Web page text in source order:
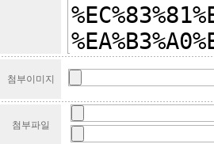
첨부이미지
첨부파일